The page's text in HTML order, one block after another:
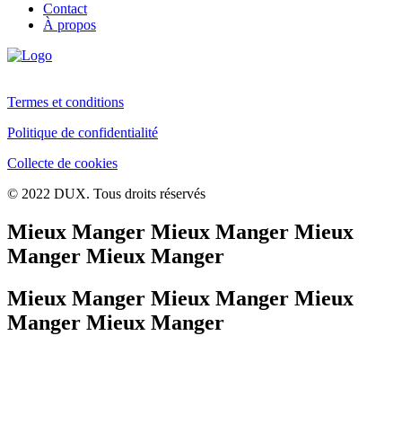
Contact
À propos
Termes et conditions
Politique de confidentialité
Collecte de cookies
© 2022 DUX. Tous droits réservés
Mieux Manger Mieux Manger Mieux
Manger Mieux Manger
Mieux Manger Mieux Manger Mieux
Manger Mieux Manger